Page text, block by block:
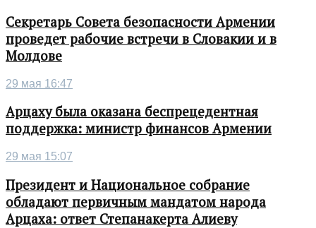
Секретарь Совета безопасности Армении
проведет рабочие встречи в Словакии и в
Молдове
29 мая 16:47
Арцаху была оказана беспрецедентная
поддержка: министр финансов Армении
29 мая 15:07
Президент и Национальное собрание
обладают первичным мандатом народа
Арцаха: ответ Степанакерта Алиеву